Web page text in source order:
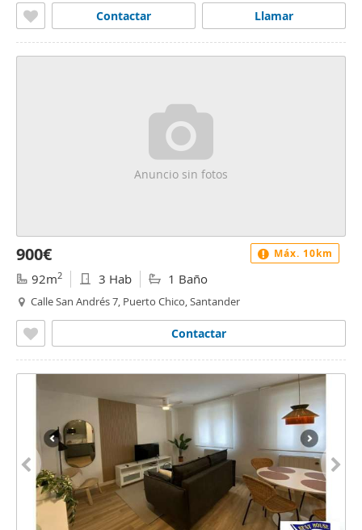
Llamar
Contactar
Anuncio sin fotos
900€
92m2 3 Hab 1 Baño
Calle San Andrés 7, Puerto Chico, Santander
Contactar
Máx. 10km